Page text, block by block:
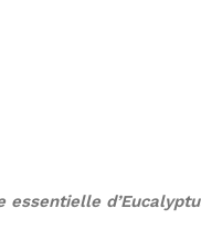
essentielle